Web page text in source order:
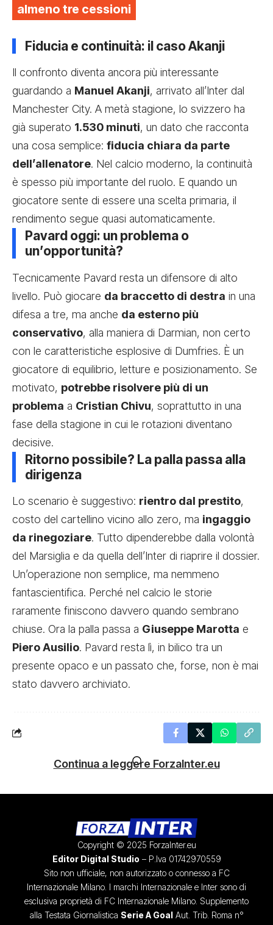
almeno tre cessioni
Fiducia e continuità: il caso Akanji
Il confronto diventa ancora più interessante
guardando a Manuel Akanji, arrivato all’Inter dal
Manchester City. A metà stagione, lo svizzero ha
già superato 1.530 minuti, un dato che racconta
una cosa semplice: fiducia chiara da parte
dell’allenatore. Nel calcio moderno, la continuità
è spesso più importante del ruolo. E quando un
giocatore sente di essere una scelta primaria, il
rendimento segue quasi automaticamente.
Pavard oggi: un problema o
un’opportunità?
Tecnicamente Pavard resta un difensore di alto
livello. Può giocare da braccetto di destra in una
difesa a tre, ma anche da esterno più
conservativo, alla maniera di Darmian, non certo
con le caratteristiche esplosive di Dumfries. È un
giocatore di equilibrio, letture e posizionamento. Se
motivato, potrebbe risolvere più di un
problema a Cristian Chivu, soprattutto in una
fase della stagione in cui le rotazioni diventano
decisive.
Ritorno possibile? La palla passa alla
dirigenza
Lo scenario è suggestivo: rientro dal prestito,
costo del cartellino vicino allo zero, ma ingaggio
da rinegoziare. Tutto dipenderebbe dalla volontà
del Marsiglia e da quella dell’Inter di riaprire il dossier.
Un’operazione non semplice, ma nemmeno
fantascientifica. Perché nel calcio le storie
raramente finiscono davvero quando sembrano
chiuse. Ora la palla passa a Giuseppe Marotta e
Piero Ausilio. Pavard resta lì, in bilico tra un
presente opaco e un passato che, forse, non è mai
stato davvero archiviato.
Continua a leggere ForzaInter.eu
Copyright © 2025 ForzaInter.eu
Editor Digital Studio – P.Iva 01742970559
Sito non ufficiale, non autorizzato o connesso a FC
Internazionale Milano. I marchi Internazionale e Inter sono di
esclusiva proprietà di FC Internazionale Milano. Supplemento
alla Testata Giornalistica Serie A GoalAut. Trib. Roma n°